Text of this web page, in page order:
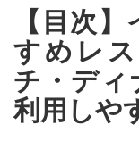
【目次
すめレ
チ・ディ
利用しや